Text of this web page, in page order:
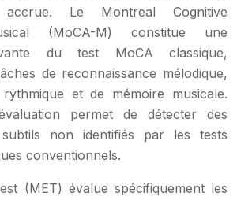
Le Montreal Cognitive
(MoCA-M) constitue une
du test MoCA classique,
de reconnaissance mélodique,
et de mémoire musicale.
permet de détecter des
non identifiés par les tests
conventionnels.
(MET) évalue spécifiquement les